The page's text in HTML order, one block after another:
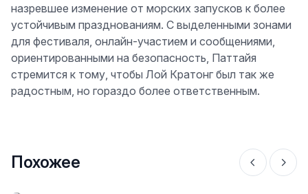
назревшее изменение от морских запусков к более
устойчивым празднованиям. С выделенными зонами
для фестиваля, онлайн-участием и сообщениями,
ориентированными на безопасность, Паттайя
стремится к тому, чтобы Лой Кратонг был так же
радостным, но гораздо более ответственным.
Похожее